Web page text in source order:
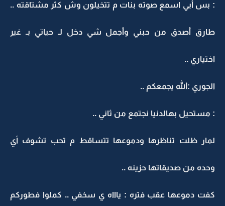
: بس أبي اسمع صوته بنات م تتخيلون وش كثر مشتاقته ..
طارق أصدق من حبني وأجمل شي دخل لـ حياتي بـ غير
اختياري ..
الجوري :الله يجمعكم ..
: مستحيل بهالدنيا نجتمع من ثاني ..
لمار ظلت تناظرها ودموعها تتساقط م تحب تشوف أي
وحده من صديقاتها حزينه ..
كفت دموعها عقب فتره : ياااه ي سخفي .. كملوا فطوركم